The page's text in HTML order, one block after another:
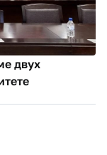
двух